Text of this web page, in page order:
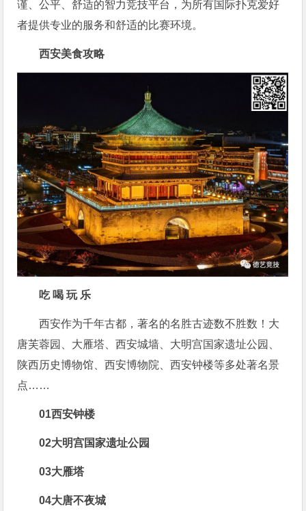
谨、公平、舒适的智力竞技平台，为所有国际扑克爱好
者提供专业的服务和舒适的比赛环境。
西安美食攻略
吃 喝 玩 乐
西安作为千年古都，著名的名胜古迹数不胜数！大
唐芙蓉园、大雁塔、西安城墙、大明宫国家遗址公园、
陕西历史博物馆、西安博物院、西安钟楼等多处著名景
点……
01西安钟楼
02大明宫国家遗址公园
03大雁塔
04大唐不夜城